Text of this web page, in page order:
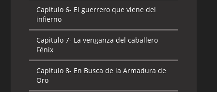
Capitulo 6- El guerrero que viene del
infierno
Capitulo 7- La venganza del caballero
Fénix
Capitulo 8- En Busca de la Armadura de
Oro